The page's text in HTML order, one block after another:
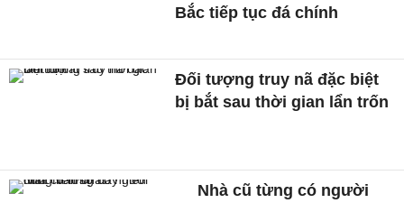
Bắc tiếp tục đá chính
Đối tượng truy nã đặc biệt
bị bắt sau thời gian lẩn trốn
Nhà cũ từng có người